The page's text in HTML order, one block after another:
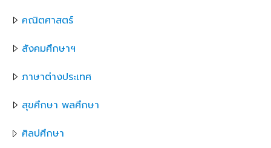
คณิตศาสตร์
สังคมศึกษาฯ
ภาษาต่างประเทศ
สุขศึกษา พลศึกษา
ศิลปศึกษา